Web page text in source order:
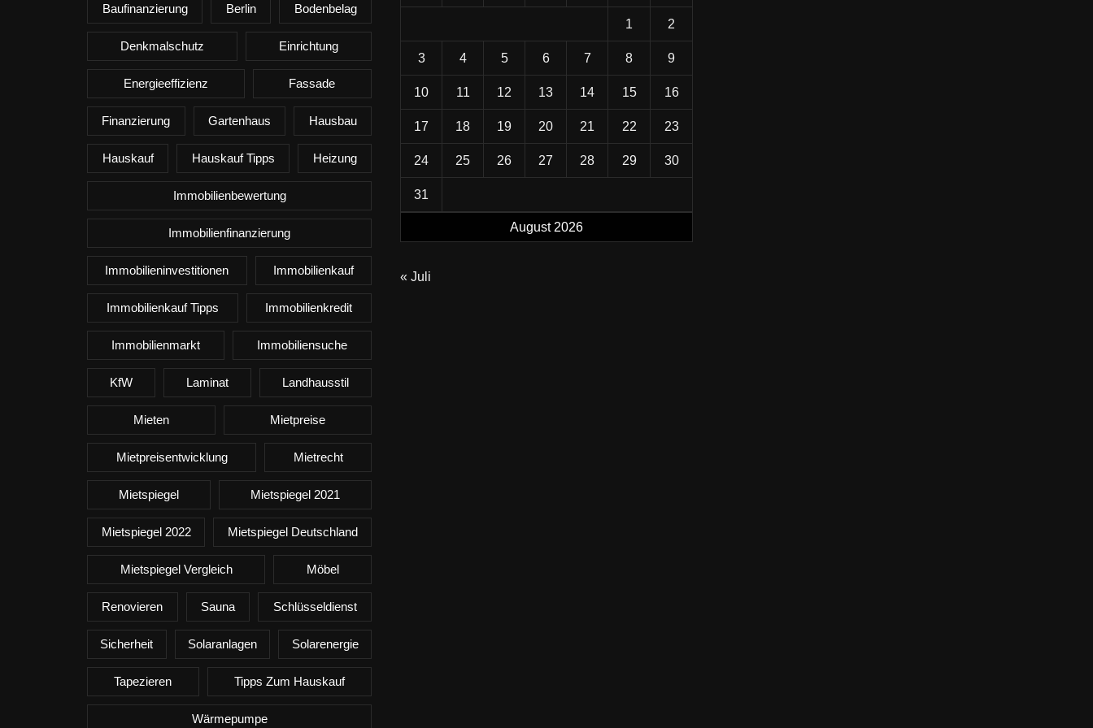
Baufinanzierung Berlin Bodenbelag
Denkmalschutz Einrichtung
Energieeffizienz Fassade
Finanzierung Gartenhaus Hausbau
Hauskauf Hauskauf Tipps Heizung
Immobilienbewertung
Immobilienfinanzierung
Immobilieninvestitionen Immobilienkauf
Immobilienkauf Tipps Immobilienkredit
Immobilienmarkt Immobiliensuche
KfW Laminat Landhausstil
Mieten Mietpreise
Mietpreisentwicklung Mietrecht
Mietspiegel Mietspiegel 2021
Mietspiegel 2022 Mietspiegel Deutschland
Mietspiegel Vergleich Möbel
Renovieren Sauna Schlüsseldienst
Sicherheit Solaranlagen Solarenergie
Tapezieren Tipps Zum Hauskauf
Wärmepumpe
August 2026
1 2
3 4 5 6 7 8 9
10 11 12 13 14 15 16
17 18 19 20 21 22 23
24 25 26 27 28 29 30
31
« Juli